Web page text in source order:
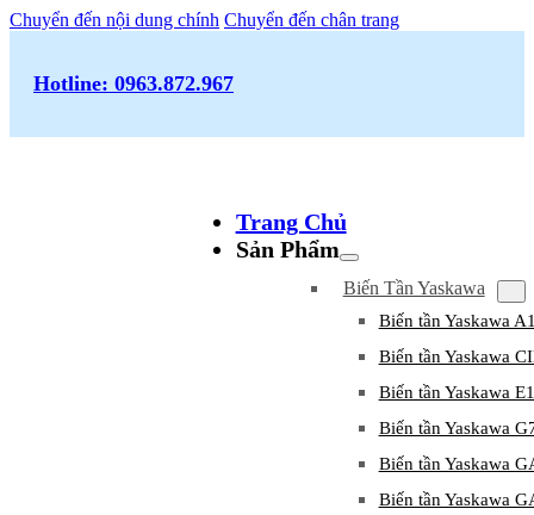
Chuyển đến nội dung chính Chuyển đến chân trang
Hotline: 0963.872.967
Trang Chủ
Sản Phẩm
Biến Tần Yaskawa
Biến tần Yaskawa
Biến tần Yaskawa
Biến tần Yaskawa
Biến tần Yaskawa
Biến tần Yaskawa
Biến tần Yaskawa